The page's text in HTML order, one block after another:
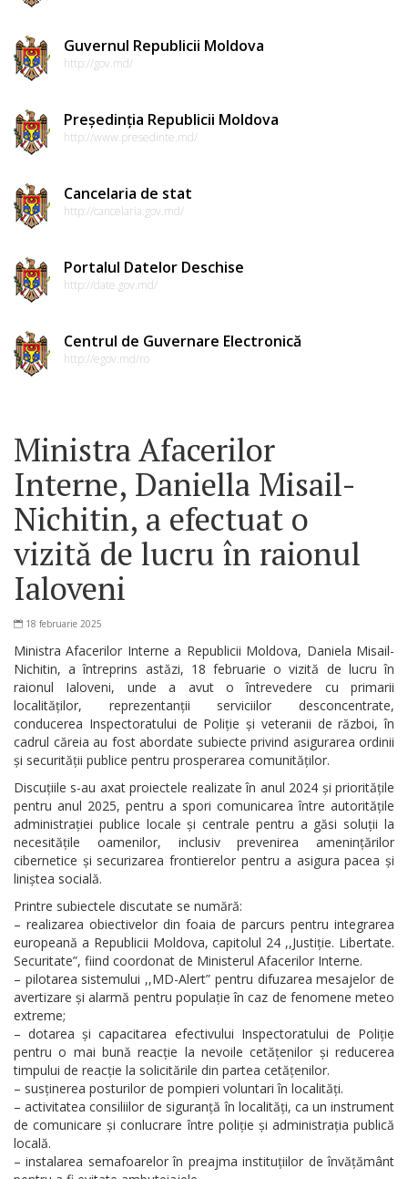
Guvernul Republicii Moldova
http://gov.md/
Președinția Republicii Moldova
http://www.presedinte.md/
Cancelaria de stat
http://cancelaria.gov.md/
Portalul Datelor Deschise
http://date.gov.md/
Centrul de Guvernare Electronică
http://egov.md/ro
Ministra Afacerilor
Interne, Daniella Misail-
Nichitin, a efectuat o
vizită de lucru în raionul
Ialoveni
18 februarie 2025
Ministra Afacerilor Interne a Republicii Moldova, Daniela Misail-
Nichitin, a întreprins astăzi, 18 februarie o vizită de lucru în
raionul Ialoveni, unde a avut o întrevedere cu primarii
localităților, reprezentanții serviciilor desconcentrate,
conducerea Inspectoratului de Poliție și veteranii de război, în
cadrul căreia au fost abordate subiecte privind asigurarea ordinii
și securității publice pentru prosperarea comunităților.
Discuțiile s-au axat proiectele realizate în anul 2024 și prioritățile
pentru anul 2025, pentru a spori comunicarea între autoritățile
administrației publice locale și centrale pentru a găsi soluții la
necesitățile oamenilor, inclusiv prevenirea amenințărilor
cibernetice și securizarea frontierelor pentru a asigura pacea și
liniștea socială.
Printre subiectele discutate se numără:
– realizarea obiectivelor din foaia de parcurs pentru integrarea
europeană a Republicii Moldova, capitolul 24 ,,Justiție. Libertate.
Securitate”, fiind coordonat de Ministerul Afacerilor Interne.
– pilotarea sistemului ,,MD-Alert” pentru difuzarea mesajelor de
avertizare și alarmă pentru populație în caz de fenomene meteo
extreme;
– dotarea și capacitarea efectivului Inspectoratului de Poliție
pentru o mai bună reacție la nevoile cetățenilor și reducerea
timpului de reacție la solicitările din partea cetățenilor.
– susținerea posturilor de pompieri voluntari în localități.
– activitatea consiliilor de siguranță în localități, ca un instrument
de comunicare și conlucrare între poliție și administrația publică
locală.
– instalarea semafoarelor în preajma instituțiilor de învățământ